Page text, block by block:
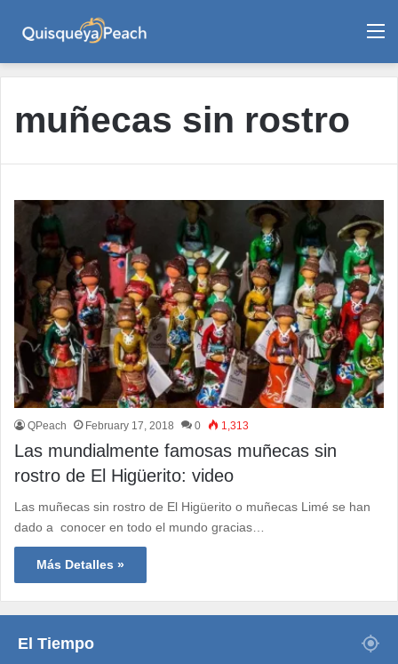
muñecas sin rostro
QPeach February 17, 2018 0 1,313
Las mundialmente famosas muñecas sin
rostro de El Higüerito: video
Las muñecas sin rostro de El Higüerito o muñecas Limé se han
dado a conocer en todo el mundo gracias…
Más Detalles »
El Tiempo